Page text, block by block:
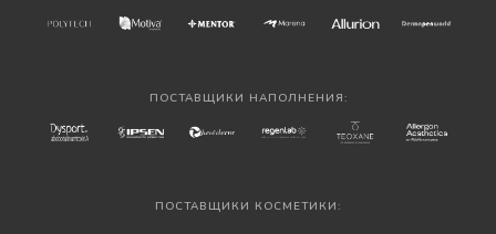
ПОСТАВЩИКИ НАПОЛНЕНИЯ:
ПОСТАВЩИКИ КОСМЕТИКИ: